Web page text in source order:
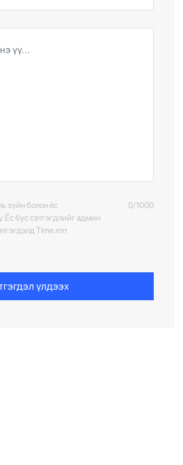
зүйн болон ёс
Ёс бус сэтгэгдлийг админ
Time.mn
0/1000
үлдээх